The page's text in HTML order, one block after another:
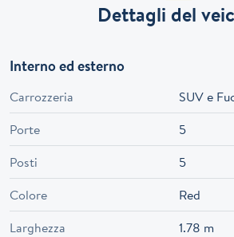
Dettagli del
Interno ed esterno
Carrozzeria
SUV e
Porte
5
Posti
5
Colore
Red
Larghezza
1.78 m